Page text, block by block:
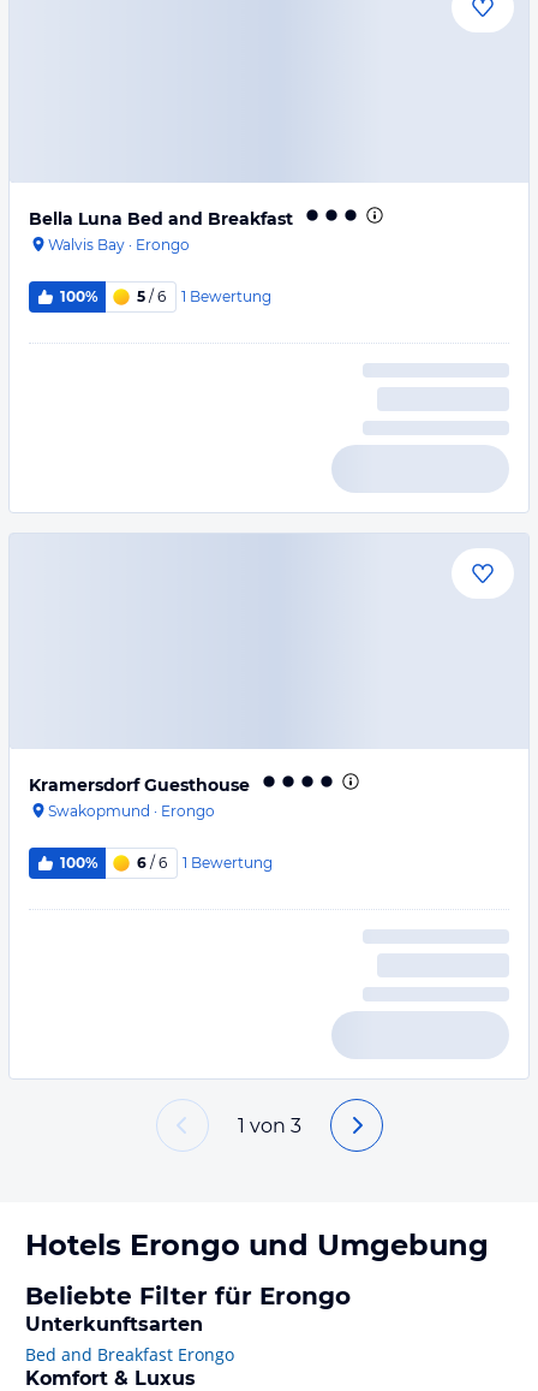
Bella Luna Bed and Breakfast
Walvis Bay · Erongo
100% 5 / 6 1 Bewertung
Kramersdorf Guesthouse
Swakopmund · Erongo
100% 6 / 6 1 Bewertung
1 von 3
Hotels Erongo und Umgebung
Beliebte Filter für Erongo
Unterkunftsarten
Bed and Breakfast Erongo
Komfort & Luxus